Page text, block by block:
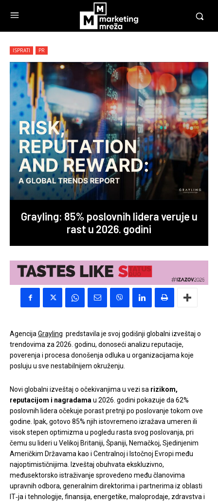
ISPRATI PR
Grayling: 85% poslovnih lidera veruje u
rast u 2026. godini
Agencija Grayling predstavila je svoj godišnji globalni izveštaj o
trendovima za 2026. godinu, donoseći analizu reputacije,
poverenja i procesa donošenja odluka u organizacijama koje
posluju u sve nestabilnijem okruženju.
Novi globalni izveštaj o očekivanjima u vezi sa rizikom,
reputacijom i nagradama u 2026. godini pokazuje da 62%
poslovnih lidera očekuje porast pretnji po poslovanje tokom ove
godine. Ipak, gotovo 85% njih istovremeno izražava umeren ili
visok stepen optimizma u pogledu rasta svog poslovanja, pri
čemu su lideri u Velikoj Britaniji, Španiji, Nemačkoj, Sjedinjenim
Američkim Državama kao i Centralnoj i Istočnoj Evropi među
najoptimističnijima. Izveštaj obuhvata ekskluzivno,
međusektorsko istraživanje sprovedeno među članovima
upravnih odbora, generalnim direktorima i partnerima iz oblasti
IT‑ja i tehnologije, finansija, energetike, maloprodaje, zdravstva i